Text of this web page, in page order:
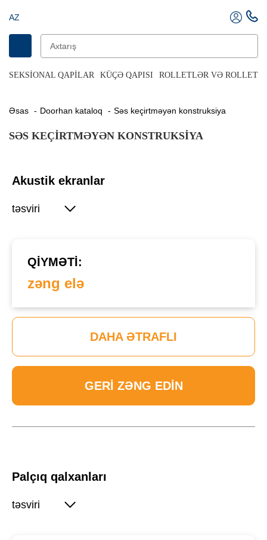
AZ
SEKSIONAL QAPILAR KÜÇƏ QAPISI ROLLETLƏR VƏ ROLLET
Əsas Doorhan kataloq Səs keçirtməyən konstruksiya
SƏS KEÇIRTMƏYƏN KONSTRUKSIYA
Akustik ekranlar
təsviri
QIYMƏTI:
zəng elə
DAHA ƏTRAFLI
GERI ZƏNG EDIN
Palçıq qalxanları
təsviri